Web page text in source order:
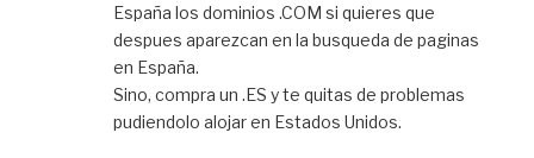
España los dominios .COM si quieres que
despues aparezcan en la busqueda de paginas
en España.
Sino, compra un .ES y te quitas de problemas
pudiendolo alojar en Estados Unidos.